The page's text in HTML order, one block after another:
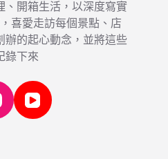
、開箱生活，以深度寫實
喜愛走訪每個景點、店
辦的起心動念，並將這些
錄下來